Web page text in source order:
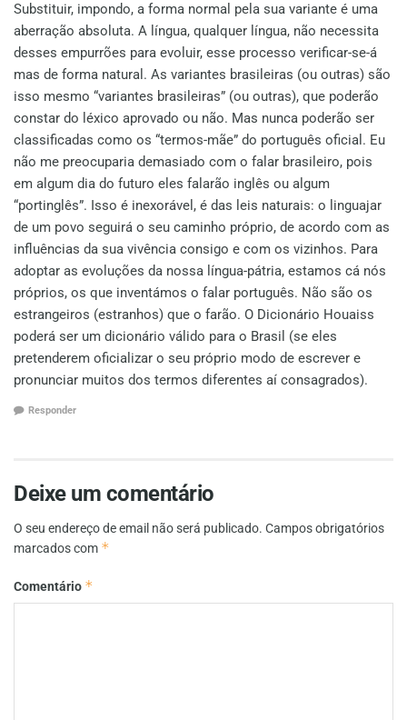
Substituir, impondo, a forma normal pela sua variante é uma
aberração absoluta. A língua, qualquer língua, não necessita
desses empurrões para evoluir, esse processo verificar-se-á
mas de forma natural. As variantes brasileiras (ou outras) são
isso mesmo “variantes brasileiras” (ou outras), que poderão
constar do léxico aprovado ou não. Mas nunca poderão ser
classificadas como os “termos-mãe” do português oficial. Eu
não me preocuparia demasiado com o falar brasileiro, pois
em algum dia do futuro eles falarão inglês ou algum
“portinglês”. Isso é inexorável, é das leis naturais: o linguajar
de um povo seguirá o seu caminho próprio, de acordo com as
influências da sua vivência consigo e com os vizinhos. Para
adoptar as evoluções da nossa língua-pátria, estamos cá nós
próprios, os que inventámos o falar português. Não são os
estrangeiros (estranhos) que o farão. O Dicionário Houaiss
poderá ser um dicionário válido para o Brasil (se eles
pretenderem oficializar o seu próprio modo de escrever e
pronunciar muitos dos termos diferentes aí consagrados).
Responder
Deixe um comentário
O seu endereço de email não será publicado. Campos obrigatórios
marcados com *
Comentário *